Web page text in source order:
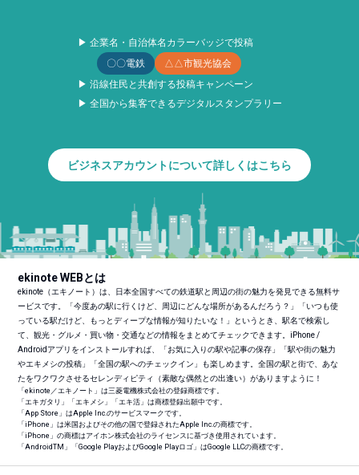
▶ 企業名・自治体名カラーバッジで投稿
〇〇電鉄
△△市観光協会
▶ 沿線住民と共創する投稿キャンペーン
▶ 全国から集客できるデジタルスタンプラリー
ビジネスアカウントについて詳しくはこちら
ekinote WEBとは
ekinote（エキノート）は、日本全国すべての鉄道駅と周辺の街の魅力を発見できる無料サ
ービスです。「今度あの駅に行くけど、周辺にどんな場所があるんだろう？」「いつも使
っている駅だけど、もっとディープな情報が知りたいな！」というとき、駅名で検索し
て、観光・グルメ・買い物・交通などの情報をまとめてチェックできます。iPhone /
Androidアプリをインストールすれば、「お気に入りの駅や記事の保存」「駅や街の魅力
やエキメシの投稿」「全国の駅へのチェックイン」も楽しめます。全国の駅と街で、あな
たをワクワクさせるセレンディピティ（素敵な偶然との出逢い）がありますように！
「ekinote／エキノート」は三菱電機株式会社の登録商標です。
「エキガタリ」「エキメシ」「エキ活」は商標登録出願中です。
「App Store」はApple Inc.のサービスマークです。
「iPhone」は米国およびその他の国で登録されたApple Inc.の商標です。
「iPhone」の商標はアイホン株式会社のライセンスに基づき使用されています。
「AndroidTM 」「Google PlayおよびGoogle Playロゴ」はGoogle LLCの商標です。